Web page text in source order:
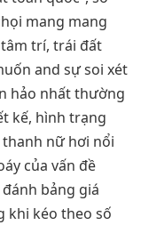
mang mang
trí, trái đất
and sự soi xét
hảo nhất thường
kế, hình trạng
nữ hơi nổi
của vấn đề
bảng giá
khi kéo theo số